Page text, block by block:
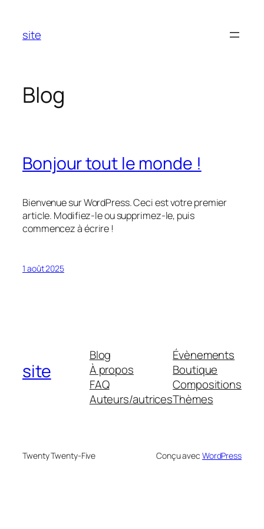
contenu
site
Blog
Bonjour tout le monde !
Bienvenue sur WordPress. Ceci est votre premier
article. Modifiez-le ou supprimez-le, puis
commencez à écrire !
1 août 2025
site
Blog
À propos
FAQ
Auteurs/autrices
Évènements
Boutique
Compositions
Thèmes
Twenty Twenty-Five Conçu avec WordPress